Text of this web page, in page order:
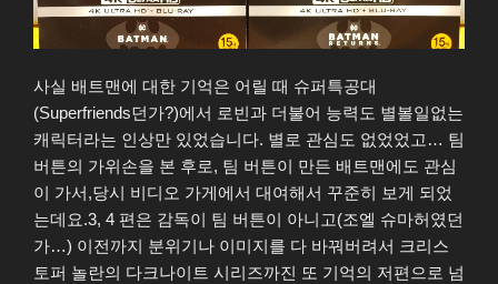
사실 배트맨에 대한 기억은 어릴 때 슈퍼특공대
(Superfriends던가?)에서 로빈과 더불어 능력도 별볼일없는
캐릭터라는 인상만 있었습니다. 별로 관심도 없었었고… 팀
버튼의 가위손을 본 후로, 팀 버튼이 만든 배트맨에도 관심
이 가서,당시 비디오 가게에서 대여해서 꾸준히 보게 되었
는데요.3, 4 편은 감독이 팀 버튼이 아니고(조엘 슈마허였던
가…) 이전까지 분위기나 이미지를 다 바꿔버려서 크리스
토퍼 놀란의 다크나이트 시리즈까진 또 기억의 저편으로 넘